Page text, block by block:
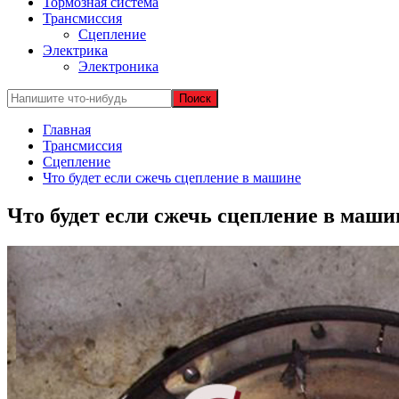
Трансмиссия
Сцепление
Электрика
Электроника
Главная
Трансмиссия
Сцепление
Что будет если сжечь сцепление в машине
Что будет если сжечь сцепление в